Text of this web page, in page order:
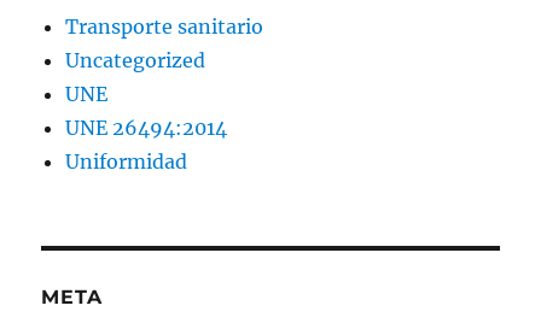
Transporte sanitario
Uncategorized
UNE
UNE 26494:2014
Uniformidad
META